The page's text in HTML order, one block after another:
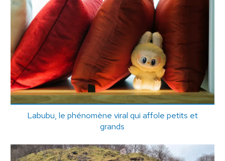
Labubu, le phénomène viral qui affole petits et
grands